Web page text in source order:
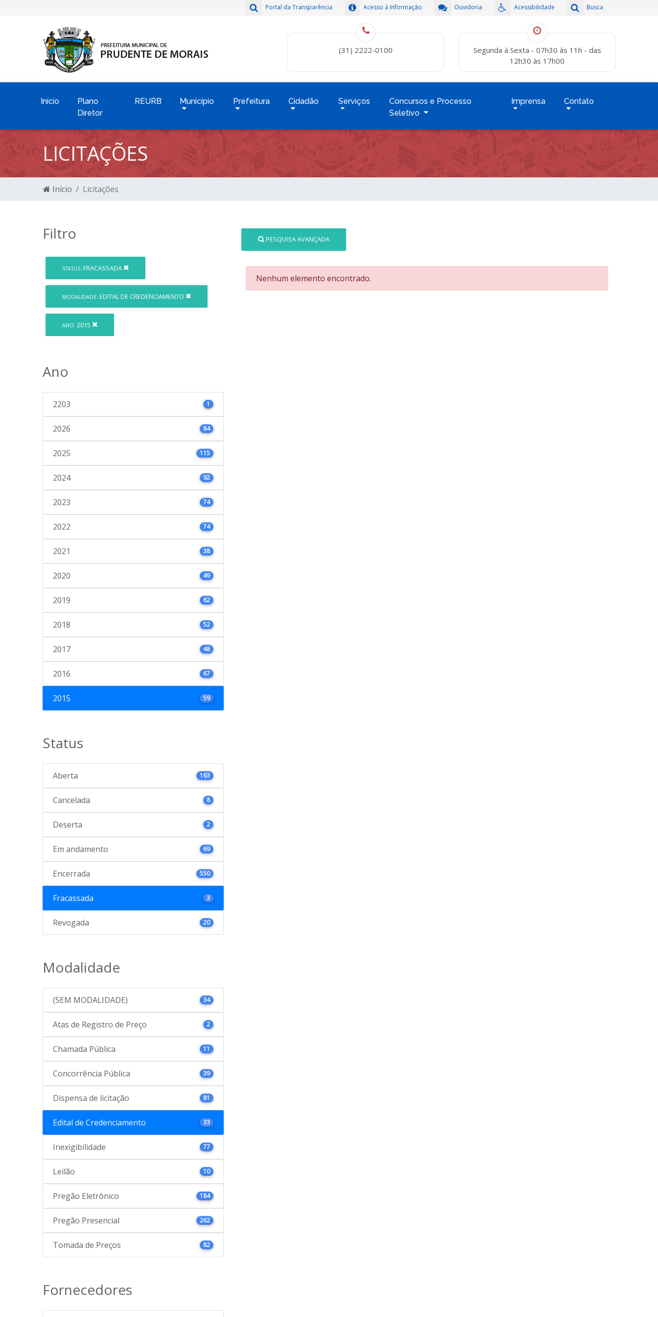
Busca
Acessibilidade
Ouvidoria
Acesso à Informação
Portal da Transparência
(31) 2222-0100
Segunda à Sexta - 07h30 às 11h - das
12h30 às 17h00
Início
Plano
Diretor
REURB Município Prefeitura Cidadão Serviços
Concursos e Processo
Seletivo
Imprensa Contato
LICITAÇÕES
Início Licitações
Filtro
STATUS: FRACASSADA
MODALIDADE: EDITAL DE CREDENCIAMENTO
ANO: 2015
Ano
2203 1
2026 84
2025 115
2024 92
2023 74
2022 74
2021 38
2020 49
2019 62
2018 52
2017 48
2016 67
2015 59
Status
Aberta 163
Cancelada 8
Deserta 2
Em andamento 69
Encerrada 550
Fracassada 3
Revogada 20
Modalidade
(SEM MODALIDADE) 34
Atas de Registro de Preço 2
Chamada Pública 11
Concorrência Pública 39
Dispensa de licitação 81
Edital de Credenciamento 33
Inexigibilidade 77
Leilão 10
Pregão Eletrônico 184
Pregão Presencial 262
Tomada de Preços 82
Fornecedores
PESQUISA AVANÇADA
Nenhum elemento encontrado.